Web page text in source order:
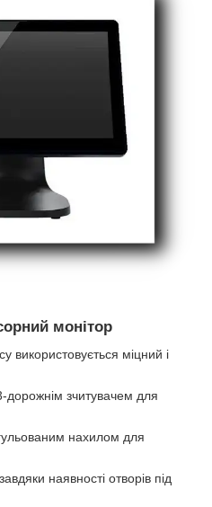
монітор
використовується міцний і
дорожнім зчитувачем для
нахилом для
наявності отворів під